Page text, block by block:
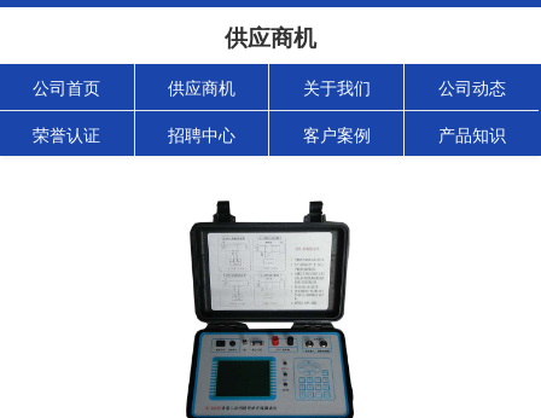
供应商机
公司首页 供应商机 关于我们 公司动态
荣誉认证 招聘中心 客户案例 产品知识